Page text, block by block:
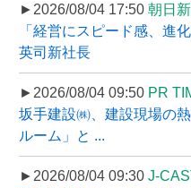
►2026/08/04 17:50 朝日
「経営にスピード感、進
英司新社長
►2026/08/04 09:50 PR
坂手建設㈱、建設現場の
ルーム」と ...
►2026/08/04 09:30 J-